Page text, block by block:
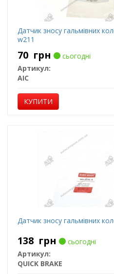
Датчик зносу гальмівних
w211
70 грн
сьогодні
Артикул:
AIC
КУПИТИ
Датчик зносу гальмівних
138 грн
сьогодні
Артикул:
QUICK BRAKE